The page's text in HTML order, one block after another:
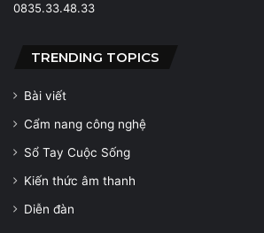
0835.33.48.33
TRENDING TOPICS
Bài viết
Cẩm nang công nghệ
Sổ Tay Cuộc Sống
Kiến thức âm thanh
Diễn đàn